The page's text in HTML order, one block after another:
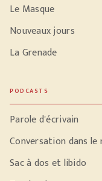
Le Masque
Nouveaux jours
La Grenade
PODCASTS
Parole d'écrivain
Conversation dans le
Sac à dos et libido